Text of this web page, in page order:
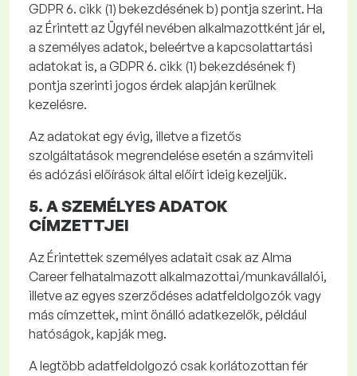
GDPR 6. cikk (1) bekezdésének b) pontja szerint. Ha
az Érintett az Ügyfél nevében alkalmazottként jár el,
a személyes adatok, beleértve a kapcsolattartási
adatokat is, a GDPR 6. cikk (1) bekezdésének f)
pontja szerinti jogos érdek alapján kerülnek
kezelésre.
Az adatokat egy évig, illetve a fizetős
szolgáltatások megrendelése esetén a számviteli
és adózási előírások által előírt ideig kezeljük.
5. A SZEMÉLYES ADATOK
CÍMZETTJEI
Az Érintettek személyes adatait csak az Alma
Careerfelhatalmazott alkalmazottai/munkavállalói,
illetve az egyes szerződéses adatfeldolgozók vagy
más címzettek, mint önálló adatkezelők, például
hatóságok, kapják meg.
A legtöbb adatfeldolgozó csak korlátozottan fér